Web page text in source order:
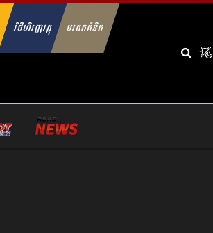
វិថីហិរញ្ញវត្ថុ មរតកគំនិត